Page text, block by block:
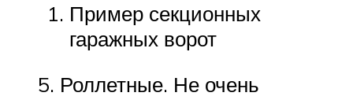
Пример секционных
гаражных ворот
5. Роллетные. Не очень